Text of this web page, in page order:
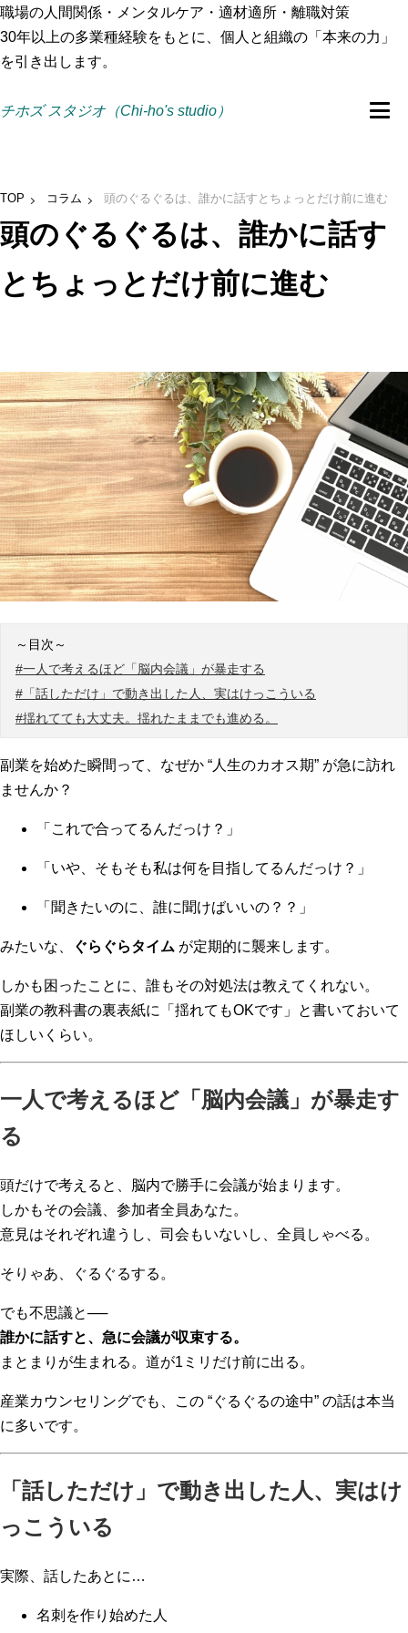
職場の人間関係・メンタルケア・適材適所・離職対策
30年以上の多業種経験をもとに、個人と組織の「本来の力」
を引き出します。
チホズ スタジオ（Chi-ho's studio）
TOP コラム 頭のぐるぐるは、誰かに話すとちょっとだけ前に進む
頭のぐるぐるは、誰かに話す
とちょっとだけ前に進む
～目次～
#一人で考えるほど「脳内会議」が暴走する
#「話しただけ」で動き出した人、実はけっこういる
#揺れてても大丈夫。揺れたままでも進める。
副業を始めた瞬間って、なぜか “人生のカオス期” が急に訪れ
ませんか？
「これで合ってるんだっけ？」
「いや、そもそも私は何を目指してるんだっけ？」
「聞きたいのに、誰に聞けばいいの？？」
みたいな、 ぐらぐらタイム が定期的に襲来します。
しかも困ったことに、誰もその対処法は教えてくれない。
副業の教科書の裏表紙に「揺れてもOKです」と書いておいて
ほしいくらい。
一人で考えるほど「脳内会議」が暴走す
る
頭だけで考えると、脳内で勝手に会議が始まります。
しかもその会議、参加者全員あなた。
意見はそれぞれ違うし、司会もいないし、全員しゃべる。
そりゃあ、ぐるぐるする。
でも不思議と──
誰かに話すと、急に会議が収束する。
まとまりが生まれる。道が1ミリだけ前に出る。
産業カウンセリングでも、この “ぐるぐるの途中” の話は本当
に多いです。
「話しただけ」で動き出した人、実はけ
っこういる
実際、話したあとに…
名刺を作り始めた人